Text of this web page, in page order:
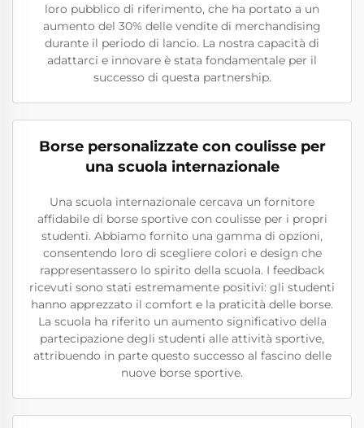
loro pubblico di riferimento, che ha portato a un
aumento del 30% delle vendite di merchandising
durante il periodo di lancio. La nostra capacità di
adattarci e innovare è stata fondamentale per il
successo di questa partnership.
Borse personalizzate con coulisse per
una scuola internazionale
Una scuola internazionale cercava un fornitore
affidabile di borse sportive con coulisse per i propri
studenti. Abbiamo fornito una gamma di opzioni,
consentendo loro di scegliere colori e design che
rappresentassero lo spirito della scuola. I feedback
ricevuti sono stati estremamente positivi: gli studenti
hanno apprezzato il comfort e la praticità delle borse.
La scuola ha riferito un aumento significativo della
partecipazione degli studenti alle attività sportive,
attribuendo in parte questo successo al fascino delle
nuove borse sportive.